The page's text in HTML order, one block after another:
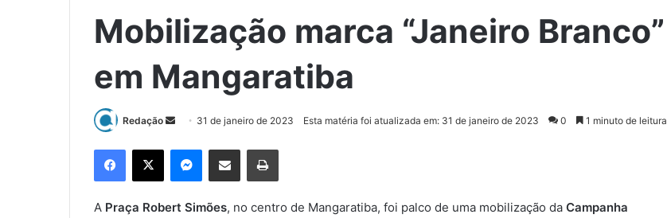
Mobilização marca “Janeiro Branco”
em Mangaratiba
Redação 31 de janeiro de 2023 Esta matéria foi atualizada em: 31 de janeiro de 2023 0 1 minuto de leitura
A Praça Robert Simões, no centro de Mangaratiba, foi palco de uma mobilização da Campanha